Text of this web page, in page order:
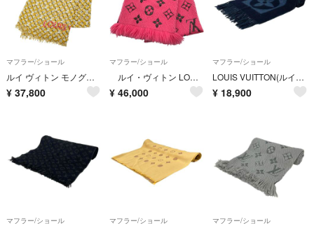
マフラー/ショール
ルイ ヴィトン モノグラム エトール レオパード ショール ストール カシミヤ レディース LOUIS VUITTON 【244-83713】
¥ 37,800
マフラー/ショール
ルイ・ヴィトン LOUIS VUITTON エシャルプ･ロゴマニア M76070 ピンク ウール/シルク レディース マフラー
¥ 46,000
マフラー/ショール
LOUIS VUITTON(ルイヴィトン) マフラー エシャルプ・カーディフ ブルー ウール、アンゴラ
¥ 18,900
マフラー/ショール マフラー/ショール マフラー/ショール